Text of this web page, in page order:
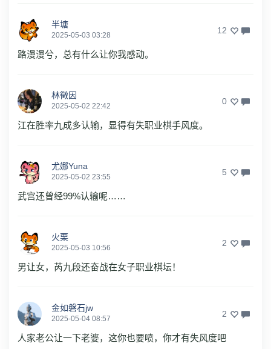
半塘
2025-05-03 03:28 12
路漫漫兮，总有什么让你我感动。
林徵因
2025-05-02 22:42 0
江在胜率九成多认输，显得有失职业棋手风度。
尤娜Yuna
2025-05-02 23:55 5
武宫还曾经99%认输呢……
火栗
2025-05-03 10:56 2
男让女，芮九段还奋战在女子职业棋坛！
金如磐石jw
2025-05-04 08:57 2
人家老公让一下老婆，这你也要喷，你才有失风度吧